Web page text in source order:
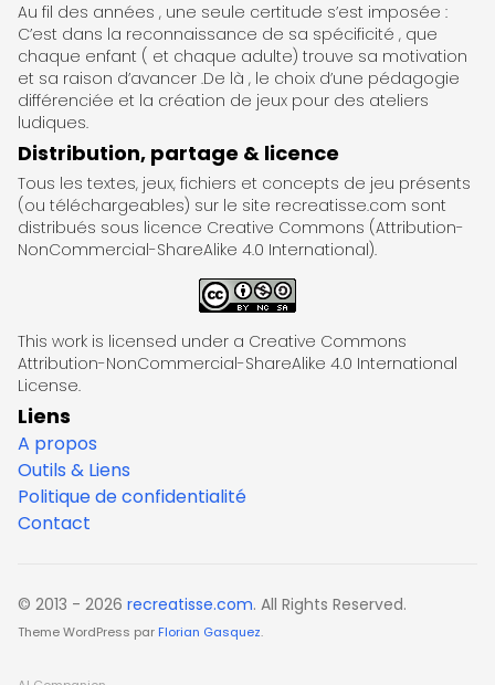
Au fil des années , une seule certitude s’est imposée :
C’est dans la reconnaissance de sa spécificité , que
chaque enfant ( et chaque adulte) trouve sa motivation
et sa raison d’avancer .De là , le choix d’une pédagogie
différenciée et la création de jeux pour des ateliers
ludiques.
Distribution, partage & licence
Tous les textes, jeux, fichiers et concepts de jeu présents
(ou téléchargeables) sur le site recreatisse.com sont
distribués sous licence Creative Commons (Attribution-
NonCommercial-ShareAlike 4.0 International).
This work is licensed under a Creative Commons
Attribution-NonCommercial-ShareAlike 4.0 International
License.
Liens
A propos
Outils & Liens
Politique de confidentialité
Contact
© 2013 - 2026 recreatisse.com. All Rights Reserved.
Theme WordPress par Florian Gasquez.